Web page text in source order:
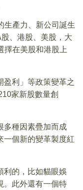
生產力、新公司誕生
、港股、美股，大
擇在美股和港股上
盈利」等政策變革之
家新股數量創
多種因素疊加而成
一個新的變革製度紅
利的，比如貓眼娛
。此外還有一個特